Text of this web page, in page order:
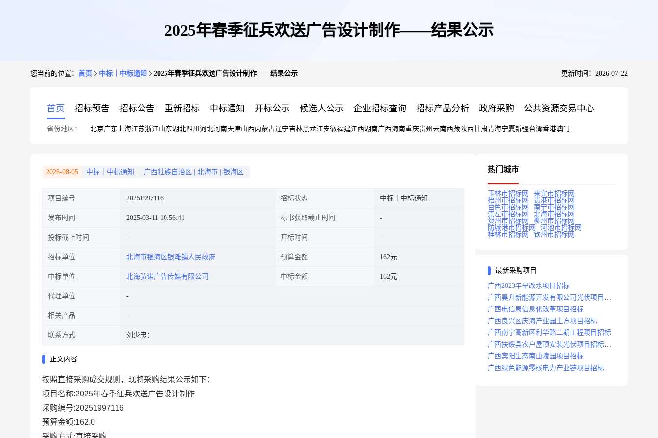
2025年春季征兵欢送广告设计制作——结果公示
您当前的位置： 首页 中标｜中标通知 2025年春季征兵欢送广告设计制作——结果公示 更新时间：2026-07-22
首页 招标预告 招标公告 重新招标 中标通知 开标公示 候选人公示 企业招标查询 招标产品分析 政府采购 公共资源交易中心
省份地区： 北京广东 上海江苏浙江山东湖北四川 河北河南天津山西内蒙古辽宁吉林黑龙江安徽福建江西湖南广西海南重庆贵州 云南西藏陕西甘肃青海宁夏新疆台湾香港澳门
2026-08-05 中标｜中标通知 广西壮族自治区 北海市 银海区
项目编号 20251997116 招标状态 中标｜中标通知
发布时间 2025-03-11 10:56:41 标书获取截止时间
投标截止时间 开标时间
招标单位 北海市银海区银滩镇人民政府 预算金额 162元
中标单位 北海弘诺广告传媒有限公司 中标金额 162元
代理单位
相关产品
联系方式 刘少忠：
正文内容
按照直接采购成交规则，现将采购结果公示如下：
项目名称:2025年春季征兵欢送广告设计制作
采购编号:20251997116
预算金额:162.0
采购方式:直接采购
热门城市
玉林市招标网
来宾市招标网
梧州市招标网
贵港市招标网
百色市招标网
南宁市招标网
崇左市招标网
北海市招标网
贺州市招标网
柳州市招标网
防城港市招标网
河池市招标网
桂林市招标网
钦州市招标网
最新采购项目
广西2023年旱改水项目招标
广西昊升新能源开发有限公司光伏项目招
标
广西电信局信息化改革项目招标
广西良兴区庆海产业园土方项目招标
广西南宁高新区利华路二期工程项目招标
广西扶绥县农户屋顶安装光伏项目招标公
告
广西宾阳生态南山陵园项目招标
广西绿色能源零碳电力产业链项目招标